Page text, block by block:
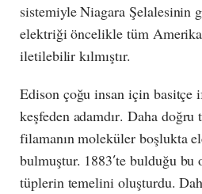
sistemiyle Niagara Şelalesinin
elektriği öncelikle tüm
iletilebilir kılmıştır.
Edison çoğu insan için basitçe
keşfeden adamdır. Daha doğru
filamanın moleküler boşlukta
bulmuştur. 1883′te bulduğu bu
tüplerin temelini oluşturdu.